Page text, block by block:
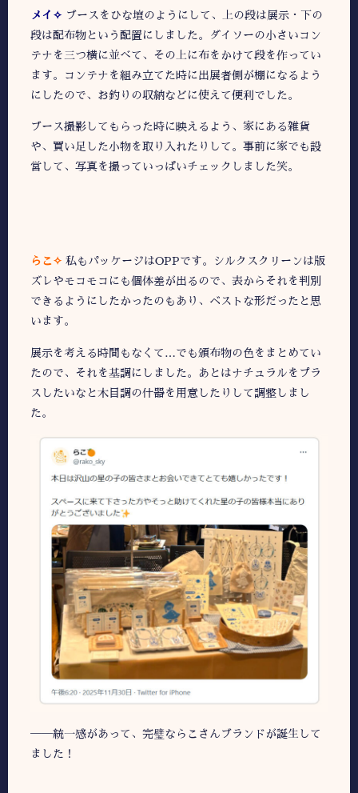
メイ✧ ブースをひな壇のようにして、上の段は展示・下の
段は配布物という配置にしました。ダイソーの小さいコン
テナを三つ横に並べて、その上に布をかけて段を作ってい
ます。コンテナを組み立てた時に出展者側が棚になるよう
にしたので、お釣りの収納などに使えて便利でした。
ブース撮影してもらった時に映えるよう、家にある雑貨
や、買い足した小物を取り入れたりして。事前に家でも設
営して、写真を撮っていっぱいチェックしました笑。
らこ✧ 私もパッケージはOPPです。シルクスクリーンは版
ズレやモコモコにも個体差が出るので、表からそれを判別
できるようにしたかったのもあり、ベストな形だったと思
います。
展示を考える時間もなくて…でも頒布物の色をまとめてい
たので、それを基調にしました。あとはナチュラルをプラ
スしたいなと木目調の什器を用意したりして調整しまし
た。
――統一感があって、完璧ならこさんブランドが誕生して
ました！